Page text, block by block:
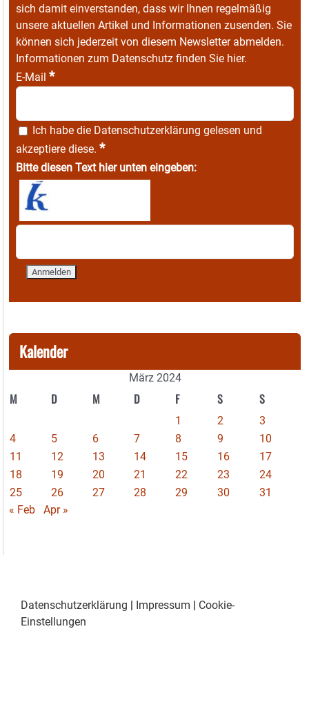
sich damit einverstanden, dass wir Ihnen regelmäßig
unsere aktuellen Artikel und Informationen zusenden. Sie
können sich jederzeit von diesem Newsletter abmelden.
Informationen zum Datenschutz finden Sie hier.
E-Mail *
Ich habe die Datenschutzerklärung gelesen und
akzeptiere diese. *
Bitte diesen Text hier unten eingeben:
Kalender
März 2024
M D M D F S S
1 2
3
4
5 6 7 8 9
10
11
12 13 14 15 16
17
18
19 20 21 22 23
24
25
26 27 28 29 30
31
« Feb
Apr »
Datenschutzerklärung Impressum
Cookie-
Einstellungen